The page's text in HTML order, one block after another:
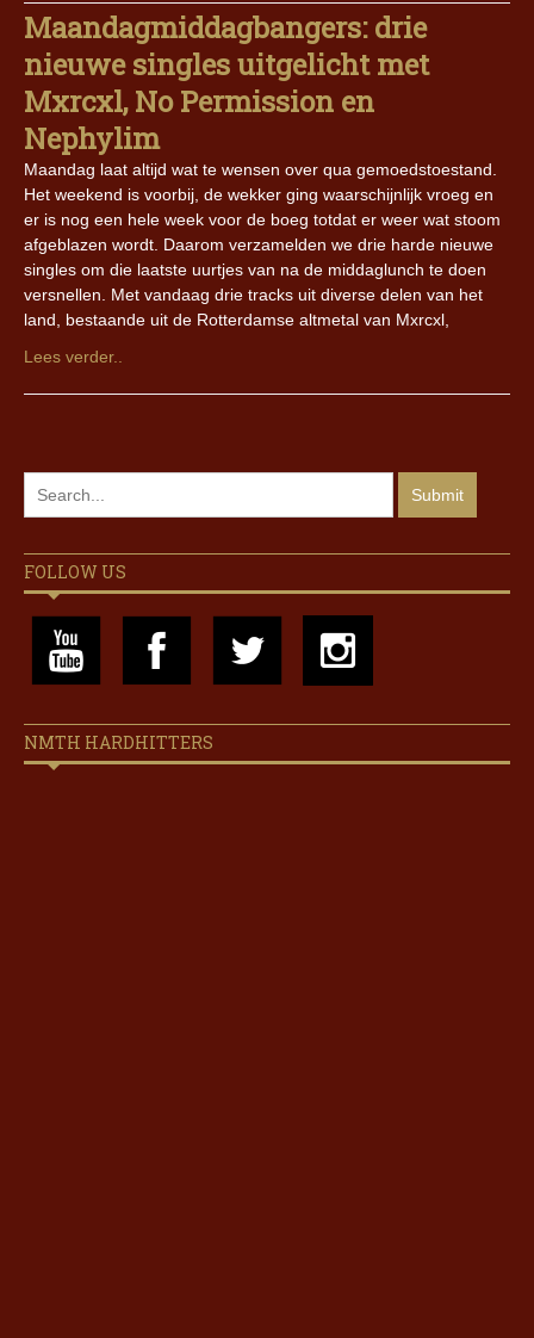
Maandagmiddagbangers: drie
nieuwe singles uitgelicht met
Mxrcxl, No Permission en
Nephylim
Maandag laat altijd wat te wensen over qua gemoedstoestand.
Het weekend is voorbij, de wekker ging waarschijnlijk vroeg en
er is nog een hele week voor de boeg totdat er weer wat stoom
afgeblazen wordt. Daarom verzamelden we drie harde nieuwe
singles om die laatste uurtjes van na de middaglunch te doen
versnellen. Met vandaag drie tracks uit diverse delen van het
land, bestaande uit de Rotterdamse altmetal van Mxrcxl,
Lees verder..
FOLLOW US
NMTH HARDHITTERS